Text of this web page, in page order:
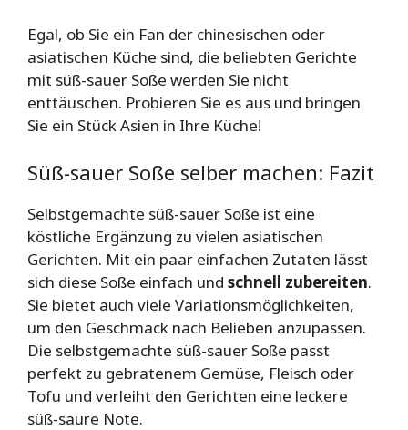
Egal, ob Sie ein Fan der chinesischen oder
asiatischen Küche sind, die beliebten Gerichte
mit süß-sauer Soße werden Sie nicht
enttäuschen. Probieren Sie es aus und bringen
Sie ein Stück Asien in Ihre Küche!
Süß-sauer Soße selber machen: Fazit
Selbstgemachte süß-sauer Soße ist eine
köstliche Ergänzung zu vielen asiatischen
Gerichten. Mit ein paar einfachen Zutaten lässt
sich diese Soße einfach und schnell zubereiten.
Sie bietet auch viele Variationsmöglichkeiten,
um den Geschmack nach Belieben anzupassen.
Die selbstgemachte süß-sauer Soße passt
perfekt zu gebratenem Gemüse, Fleisch oder
Tofu und verleiht den Gerichten eine leckere
süß-saure Note.